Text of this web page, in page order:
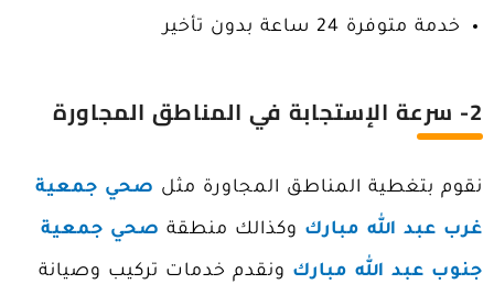
خدمة متوفرة 24 ساعة بدون تأخير
2- سرعة الإستجابة في المناطق المجاورة
نقوم بتغطية المناطق المجاورة مثل صحي جمعية
غرب عبد الله مبارك وكذالك منطقة صحي جمعية
جنوب عبد الله مبارك ونقدم خدمات تركيب وصيانة